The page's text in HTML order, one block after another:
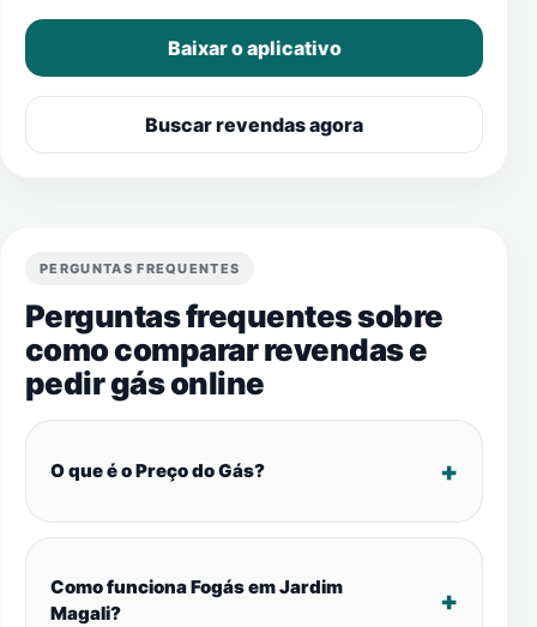
Baixar o aplicativo
Buscar revendas agora
PERGUNTAS FREQUENTES
Perguntas frequentes sobre
como comparar revendas e
pedir gás online
O que é o Preço do Gás?
Como funciona Fogás em Jardim
Magali?